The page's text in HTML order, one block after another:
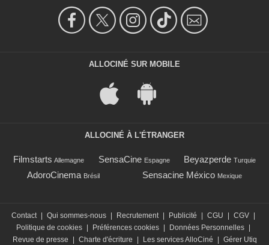
ALLOCINÉ SUR MOBILE
ALLOCINÉ À L'ÉTRANGER
Filmstarts Allemagne SensaCine Espagne Beyazperde Turquie
AdoroCinema Brésil Sensacine México Mexique
Contact Qui sommes-nous Recrutement Publicité CGU CGV
Politique de cookies
Préférences cookies Données Personnelles
Revue de presse
Charte d'écriture Les services AlloCiné Gérer Utiq